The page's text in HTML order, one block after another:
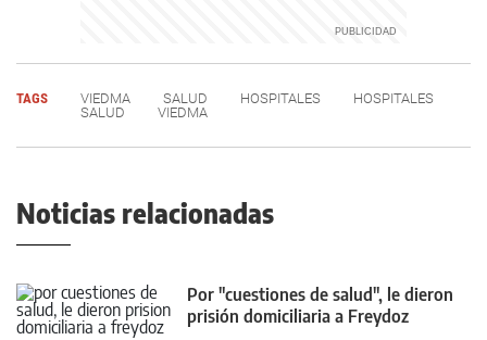
TAGS VIEDMA SALUD HOSPITALES
HOSPITALES
SALUD
VIEDMA
Noticias relacionadas
Por "cuestiones de salud", le dieron
prisión domiciliaria a Freydoz